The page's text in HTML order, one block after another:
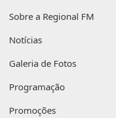
Sobre a Regional FM
Notícias
Galeria de Fotos
Programação
Promoções